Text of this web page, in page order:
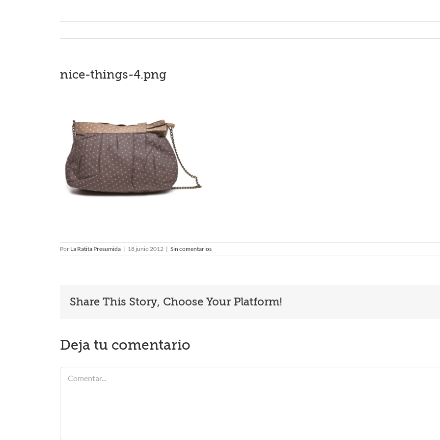
nice-things-4.png
Por La Ratita Presumida | 18 junio 2012 | Sin comentarios
Share This Story, Choose Your Platform!
Deja tu comentario
Comentar